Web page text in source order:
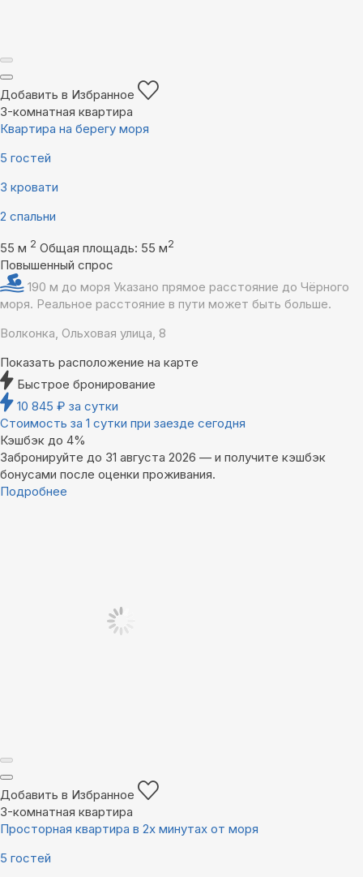
Добавить в Избранное
3-комнатная квартира
Квартира на берегу моря
5 гостей
3 кровати
2 спальни
55 м 2 Общая площадь: 55 м2
Повышенный спрос
190 м до моря Указано прямое расстояние до Чёрного
моря. Реальное расстояние в пути может быть больше.
Волконка, Ольховая улица, 8
Показать расположение на карте
Быстрое бронирование
10 845 ₽ за сутки
Стоимость за 1 сутки при заезде сегодня
Кэшбэк до 4%
Забронируйте до 31 августа 2026 — и получите кэшбэк
бонусами после оценки проживания.
Подробнее
Добавить в Избранное
3-комнатная квартира
Просторная квартира в 2х минутах от моря
5 гостей